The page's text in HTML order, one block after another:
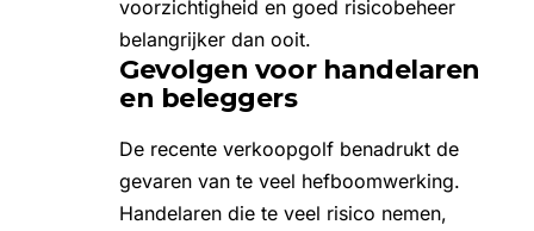
voorzichtigheid en goed risicobeheer
belangrijker dan ooit.
Gevolgen voor handelaren
en beleggers
De recente verkoopgolf benadrukt de
gevaren van te veel hefboomwerking.
Handelaren die te veel risico nemen,